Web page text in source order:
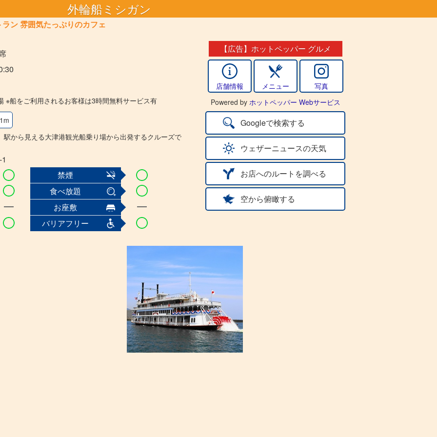
外輪船ミシガン
ン 雰囲気たっぷりのカフェ
※船をご利用されるお客様は3時間無料サービス有
駅から見える大津港観光船乗り場から出発するクルーズで
禁煙
食べ放題
お座敷
バリアフリー
【広告】ホットペッパー グルメ
店舗情報 メニュー
写真
Powered by ホットペッパー Webサービス
Googleで検索する
ウェザーニュースの天気
お店へのルートを調べる
空から俯瞰する